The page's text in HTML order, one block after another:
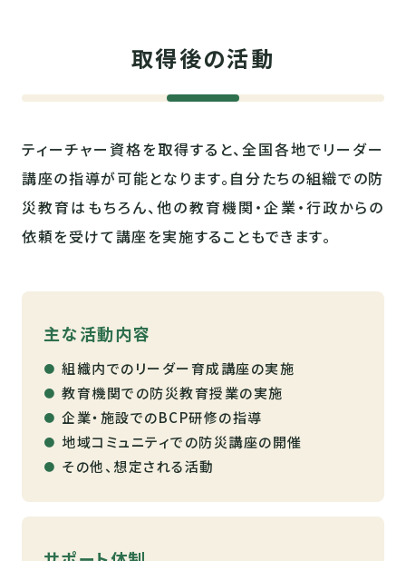
取得後の活動
ティーチャー資格を取得すると、全国各地でリーダー
講座の指導が可能となります。自分たちの組織での防
災教育はもちろん、他の教育機関・企業・行政からの
依頼を受けて講座を実施することもできます。
主な活動内容
組織内でのリーダー育成講座の実施
教育機関での防災教育授業の実施
企業・施設でのBCP研修の指導
地域コミュニティでの防災講座の開催
その他、想定される活動